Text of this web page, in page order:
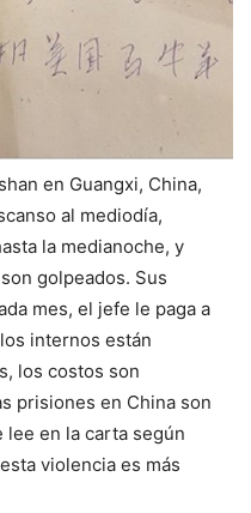
en Guangxi, China,
al mediodía,
la medianoche, y
golpeados. Sus
mes, el jefe le paga a
internos están
los costos son
prisiones en China son
lee en la carta según
violencia es más